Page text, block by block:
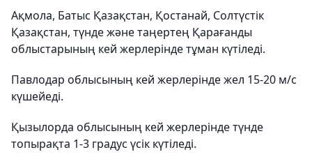
Ақмола, Батыс Қазақстан, Қостанай, Солтүстік
Қазақстан, түнде және таңертең Қарағанды
облыстарының кей жерлерінде тұман күтіледі.
Павлодар облысының кей жерлерінде жел 15-20 м/с
күшейеді.
Қызылорда облысының кей жерлерінде түнде
топырақта 1-3 градус үсік күтіледі.